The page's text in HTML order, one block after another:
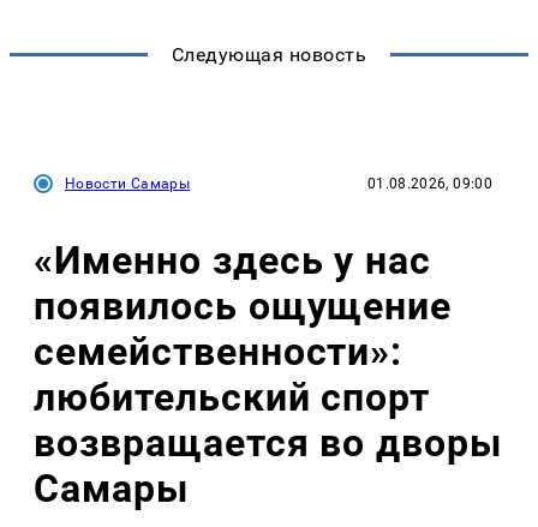
Следующая новость
Новости Самары 01.08.2026, 09:00
«Именно здесь у нас
появилось ощущение
семейственности»:
любительский спорт
возвращается во дворы
Самары